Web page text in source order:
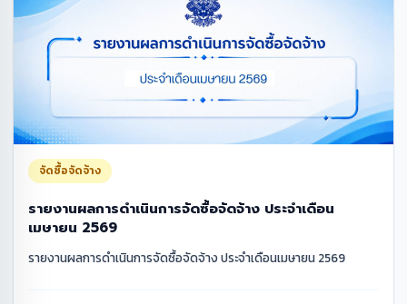
จัดซื้อจัดจ้าง
รายงานผลการดำเนินการจัดซื้อจัดจ้าง ประจำเดือน
เมษายน 2569
รายงานผลการดำเนินการจัดซื้อจัดจ้าง ประจำเดือนเมษายน 2569